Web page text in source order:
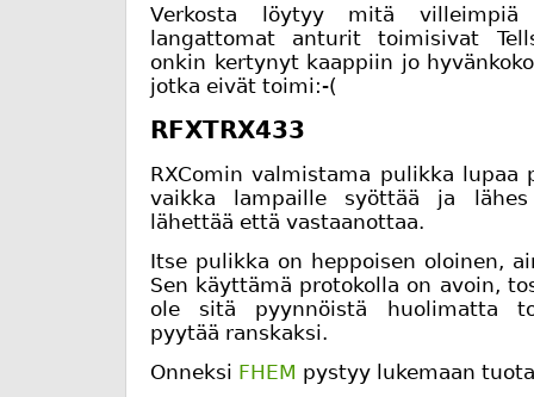
Verkosta löytyy mitä
langattomat anturit toimisivat
onkin kertynyt kaappiin jo
jotka eivät toimi:-(
RFXTRX433
RXComin valmistama pulikka lupaa
vaikka lampaille syöttää ja
lähettää että vastaanottaa.
Itse pulikka on heppoisen oloinen,
Sen käyttämä protokolla on avoin,
ole sitä pyynnöistä huolimatta
pyytää ranskaksi.
Onneksi FHEM pystyy lukemaan